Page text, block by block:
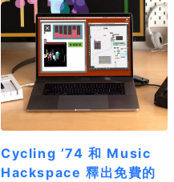
Cycling ’74 和 Music
Hackspace 釋出免費的